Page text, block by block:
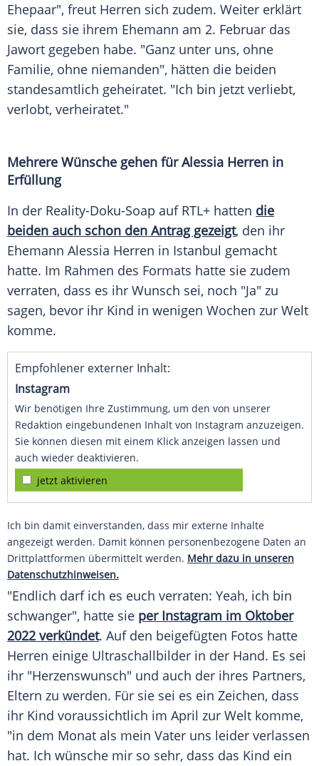
Ehepaar", freut Herren sich zudem. Weiter erklärt
sie, dass sie ihrem Ehemann am 2. Februar das
Jawort gegeben habe. "Ganz unter uns, ohne
Familie, ohne niemanden", hätten die beiden
standesamtlich geheiratet. "Ich bin jetzt verliebt,
verlobt, verheiratet."
Mehrere Wünsche gehen für Alessia Herren in
Erfüllung
In der Reality-Doku-Soap auf RTL+ hatten die
beiden auch schon den Antrag gezeigt, den ihr
Ehemann Alessia Herren in Istanbul gemacht
hatte. Im Rahmen des Formats hatte sie zudem
verraten, dass es ihr Wunsch sei, noch "Ja" zu
sagen, bevor ihr Kind in wenigen Wochen zur Welt
komme.
Empfohlener externer Inhalt:
Instagram
Wir benötigen Ihre Zustimmung, um den von unserer
Redaktion eingebundenen Inhalt von Instagram anzuzeigen.
Sie können diesen mit einem Klick anzeigen lassen und
auch wieder deaktivieren.
jetzt aktivieren
Ich bin damit einverstanden, dass mir externe Inhalte
angezeigt werden. Damit können personenbezogene Daten an
Drittplattformen übermittelt werden. Mehr dazu in unseren
Datenschutzhinweisen.
"Endlich darf ich es euch verraten: Yeah, ich bin
schwanger", hatte sie per Instagram im Oktober
2022 verkündet. Auf den beigefügten Fotos hatte
Herren einige Ultraschallbilder in der Hand. Es sei
ihr "Herzenswunsch" und auch der ihres Partners,
Eltern zu werden. Für sie sei es ein Zeichen, dass
ihr Kind voraussichtlich im April zur Welt komme,
"in dem Monat als mein Vater uns leider verlassen
hat. Ich wünsche mir so sehr, dass das Kind ein